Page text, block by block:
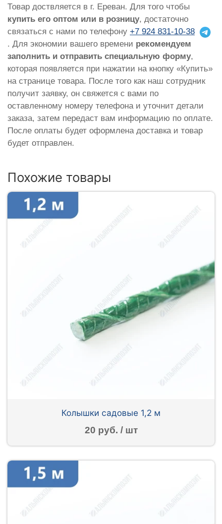
Товар доствляется в г. Ереван. Для того чтобы
купить его оптом или в розницу, достаточно
связаться с нами по телефону +7 924 831-10-38
. Для экономии вашего времени рекомендуем
заполнить и отправить специальную форму,
которая появляется при нажатии на кнопку «Купить»
на странице товара. После того как наш сотрудник
получит заявку, он свяжется с вами по
оставленному номеру телефона и уточнит детали
заказа, затем передаст вам информацию по оплате.
После оплаты будет оформлена доставка и товар
будет отправлен.
Похожие товары
Колышки садовые 1,2 м
20 руб. / шт